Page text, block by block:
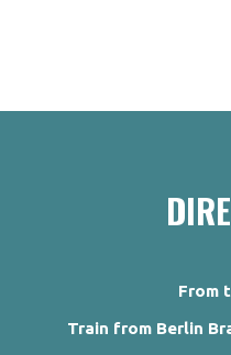
From
Train from Berlin